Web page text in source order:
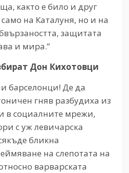
както е било и друг
на Каталуня, но и на
защитата
и мира.”
Дон Кихотовци
барселонци! Де да
гняв разбудиха из
в социалните мрежи,
с уж левичарска
бликна
на слепотата на
варварската